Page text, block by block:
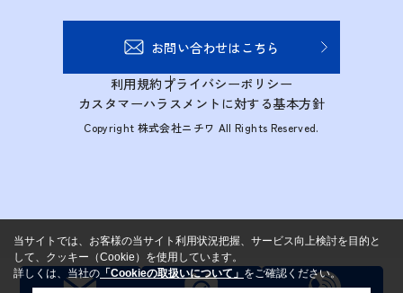
お問い合わせはこちら
利用規約プライバシーポリシー
カスタマーハラスメントに対する基本方針
Copyright 株式会社ニチワ All Rights Reserved.
当サイトでは、お客様の当サイト利用状況把握、サービス向上検討を目的と
して、クッキー（Cookie）を使用しています。
詳しくは、当社の 「Cookieの取扱いについて」 をご確認ください。